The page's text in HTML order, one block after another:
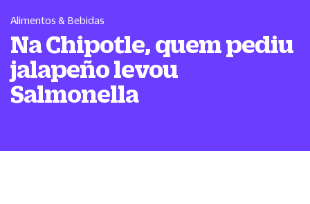
Alimentos & Bebidas
Na Chipotle, quem pediu
jalapeño levou
Salmonella